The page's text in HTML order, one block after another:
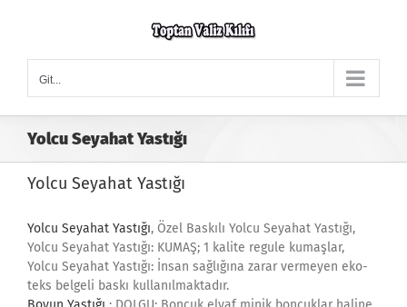
Git...
Yolcu Seyahat Yastığı
Yolcu Seyahat Yastığı
Yolcu Seyahat Yastığı, Özel Baskılı Yolcu Seyahat Yastığı,
Yolcu Seyahat Yastığı: KUMAŞ; 1 kalite regule kumaşlar,
Yolcu Seyahat Yastığı: İnsan sağlığına zarar vermeyen eko-
teks belgeli baskı kullanılmaktadır.